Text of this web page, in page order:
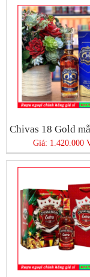
Giá: 1.420.000